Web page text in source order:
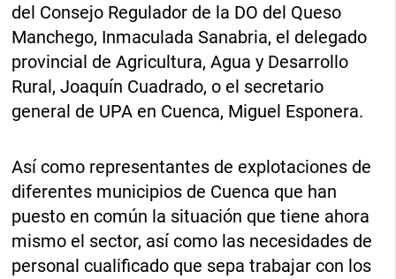
del Consejo Regulador de la DO del Queso
Manchego, Inmaculada Sanabria, el delegado
provincial de Agricultura, Agua y Desarrollo
Rural, Joaquín Cuadrado, o el secretario
general de UPA en Cuenca, Miguel Esponera.
Así como representantes de explotaciones de
diferentes municipios de Cuenca que han
puesto en común la situación que tiene ahora
mismo el sector, así como las necesidades de
personal cualificado que sepa trabajar con los